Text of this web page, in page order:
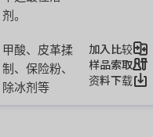
剂。
甲酸、皮革揉
制、保险粉、
除冰剂等
加入比较
样品索取
资料下载